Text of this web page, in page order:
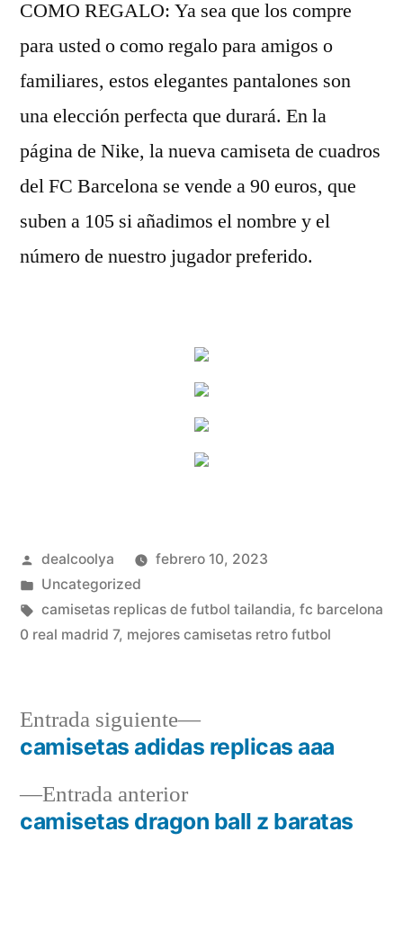
COMO REGALO: Ya sea que los compre
para usted o como regalo para amigos o
familiares, estos elegantes pantalones son
una elección perfecta que durará. En la
página de Nike, la nueva camiseta de cuadros
del FC Barcelona se vende a 90 euros, que
suben a 105 si añadimos el nombre y el
número de nuestro jugador preferido.
Publicado
por
dealcoolya
febrero 10, 2023
Publicado
en
Uncategorized
Etiquetas:
camisetas replicas de futbol tailandia, fc barcelona
0 real madrid 7, mejores camisetas retro futbol
Navegación
deEntrada anteriorEntrada
anterior:
camisetas dragon ball z baratas
Entrada siguiente
Entrada
siguiente:
camisetas adidas replicas aaa